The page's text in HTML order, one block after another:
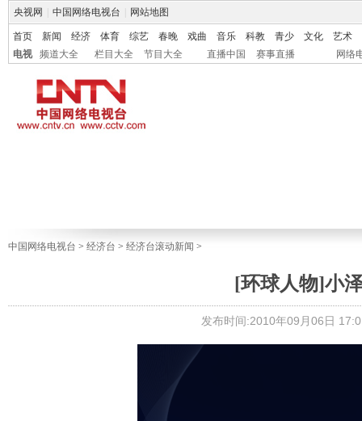
央视网 中国网络电视台 网站地图
首页 新闻 经济 体育 综艺 春晚 戏曲 音乐 科教 青少 文化
艺术
电视
频道大全 栏目大全 节目大全 直播中国 赛事直播 网络
中国网络电视台 > 经济台 > 经济台滚动新闻 >
[环球人物]小
发布时间:2010年09月06日